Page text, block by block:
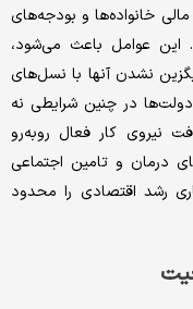
خانواده‌ها و بودجه‌های
عوامل باعث می‌شود،
نشدن آنها با نسل‌های
در چنین شرایطی نه
نیروی کار فعال روبه‌رو
درمان و تامین اجتماعی
رشد اقتصادی را محدود